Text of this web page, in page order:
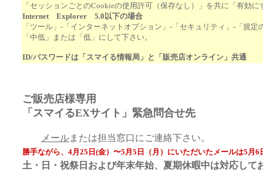
「セッションごとのCookieの使用許可（保存なし）」を共に「有効
Internet Explorer 5.0以下の場合
「ツール」-「インターネットオプション」-「セキュリティ」-「規定
「中低」または「低」にして下さい。
ID/パスワードは「スマイる情報局」と「販売店オンライン」共通
ご販売店様専用
「スマイるEXサイト」 緊急問合せ先
メールまたは担当窓口にご連絡下さい。
勝手ながら、4月25日(金）〜5月5日（月）にいただいたメールは5月
土・日・祝祭日および年末年始、夏期休暇中は対応して